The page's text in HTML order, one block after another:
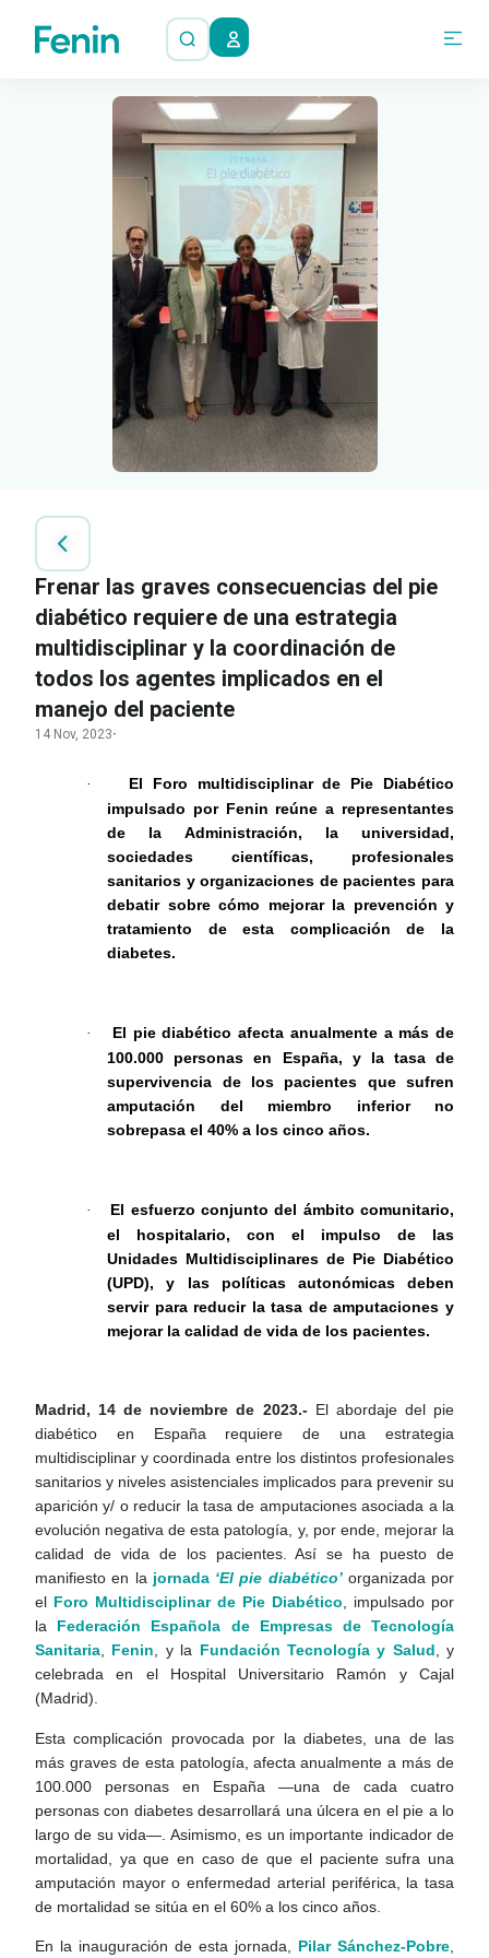
Frenar las graves consecuencias del pie
diabético requiere de una estrategia
multidisciplinar y la coordinación de
todos los agentes implicados en el
manejo del paciente
14 Nov, 2023·
·
El Foro multidisciplinar de Pie Diabético
impulsado por Fenin reúne a representantes
de la Administración, la universidad,
sociedades científicas, profesionales
sanitarios y organizaciones de pacientes para
debatir sobre cómo mejorar la prevención y
tratamiento de esta complicación de la
diabetes.
·
El pie diabético afecta anualmente a más de
100.000 personas en España, y la tasa de
supervivencia de los pacientes que sufren
amputación del miembro inferior no
sobrepasa el 40% a los cinco años.
·
El esfuerzo conjunto del ámbito comunitario,
el hospitalario, con el impulso de las
Unidades Multidisciplinares de Pie Diabético
(UPD), y las políticas autonómicas deben
servir para reducir la tasa de amputaciones y
mejorar la calidad de vida de los pacientes.
Madrid, 14 de noviembre de 2023.- El abordaje del pie
diabético en España requiere de una estrategia
multidisciplinar y coordinada entre los distintos profesionales
sanitarios y niveles asistenciales implicados para prevenir su
aparición y/ o reducir la tasa de amputaciones asociada a la
evolución negativa de esta patología, y, por ende, mejorar la
calidad de vida de los pacientes. Así se ha puesto de
manifiesto en la jornada ‘El pie diabético’organizada por
el Foro Multidisciplinar de Pie Diabético, impulsado por
la Federación Española de Empresas de Tecnología
Sanitaria, Fenin, y la Fundación Tecnología y Salud, y
celebrada en el Hospital Universitario Ramón y Cajal
(Madrid).
Esta complicación provocada por la diabetes, una de las
más graves de esta patología, afecta anualmente a más de
100.000 personas en España —una de cada cuatro
personas con diabetes desarrollará una úlcera en el pie a lo
largo de su vida—. Asimismo, es un importante indicador de
mortalidad, ya que en caso de que el paciente sufra una
amputación mayor o enfermedad arterial periférica, la tasa
de mortalidad se sitúa en el 60% a los cinco años.
En la inauguración de esta jornada, Pilar Sánchez-Pobre